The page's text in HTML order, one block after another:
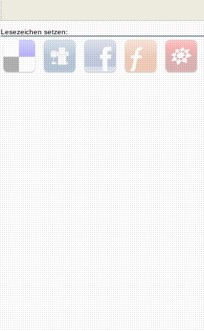
Lesezeichen setzen:
Delicious Digg Facebook Furl StudiVZ